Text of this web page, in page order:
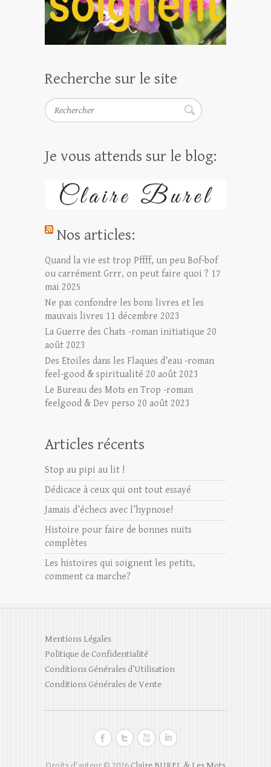
Recherche sur le site
Rechercher
Je vous attends sur le blog:
Nos articles:
Quand la vie est trop Pffff, un peu Bof-bof
ou carrément Grrr, on peut faire quoi ? 17
mai 2025
Ne pas confondre les bons livres et les
mauvais livres 11 décembre 2023
La Guerre des Chats -roman initiatique 20
août 2023
Des Etoiles dans les Flaques d’eau -roman
feel-good & spiritualité 20 août 2023
Le Bureau des Mots en Trop -roman
feelgood & Dev perso 20 août 2023
Articles récents
Stop au pipi au lit !
Dédicace à ceux qui ont tout essayé
Jamais d’échecs avec l’hypnose!
Histoire pour faire de bonnes nuits
complètes
Les histoires qui soignent les petits,
comment ca marche?
Mentions Légales
Politique de Confidentialité
Conditions Générales d’Utilisation
Conditions Générales de Vente